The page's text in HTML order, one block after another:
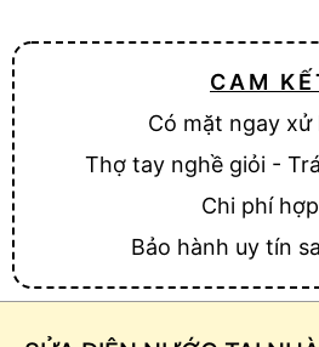
CAM
Có mặt ngay xử
Thợ tay nghề giỏi -
Chi phí
Bảo hành uy tín